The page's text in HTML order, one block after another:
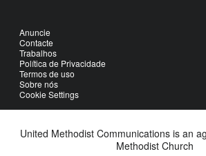
Anuncie
Contacte
Trabalhos
Política de Privacidade
Termos de uso
Sobre nós
Cookie Settings
United Methodist Communications is an
Methodist Church